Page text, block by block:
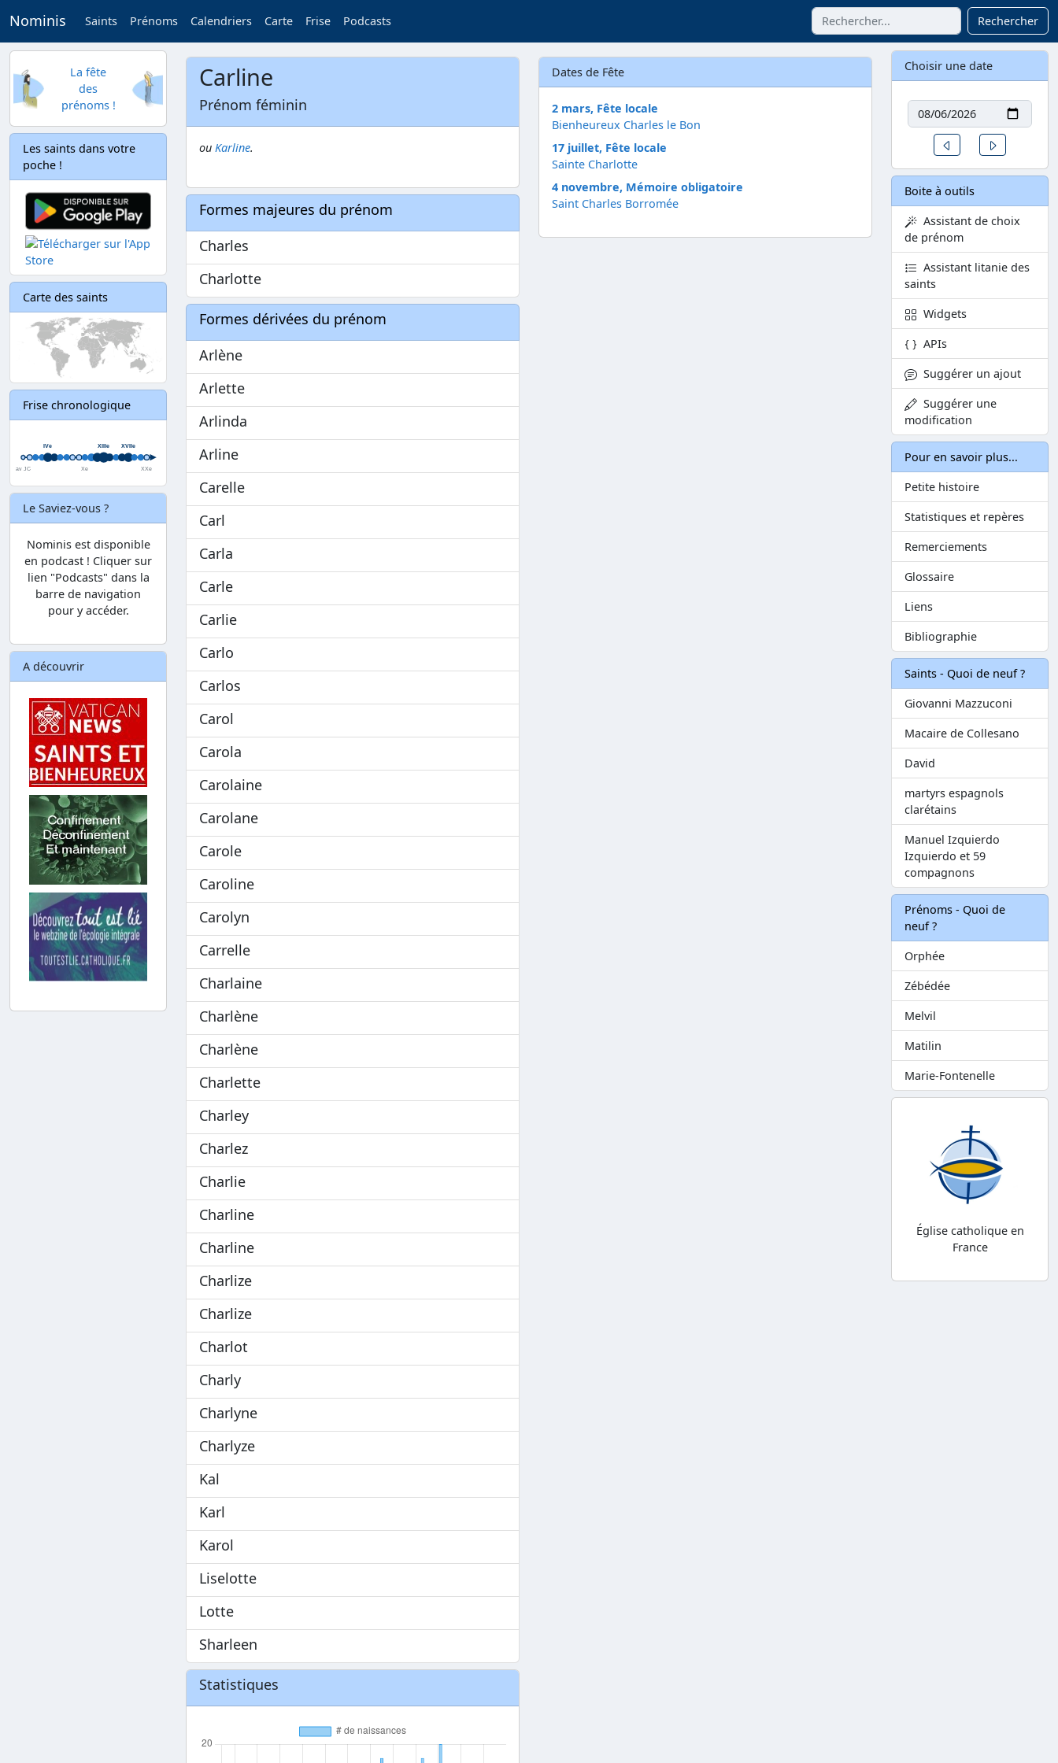
Nominis Saints Prénoms Calendriers Carte Frise Podcasts Rechercher
La fête
des
prénoms !
Les saints dans votre
poche !
Carte des saints
Frise chronologique
Le Saviez-vous ?
Nominis est disponible
en podcast ! Cliquer sur
lien "Podcasts" dans la
barre de navigation
pour y accéder.
A découvrir
Carline
Prénom féminin
ou Karline.
Formes majeures du prénom
Charles
Charlotte
Formes dérivées du prénom
Arlène
Arlette
Arlinda
Arline
Carelle
Carl
Carla
Carle
Carlie
Carlo
Carlos
Carol
Carola
Carolaine
Carolane
Carole
Caroline
Carolyn
Carrelle
Charlaine
Charlène
Charlène
Charlette
Charley
Charlez
Charlie
Charline
Charline
Charlize
Charlize
Charlot
Charly
Charlyne
Charlyze
Kal
Karl
Karol
Liselotte
Lotte
Sharleen
Statistiques
Dates de Fête
2 mars, Fête locale
Bienheureux Charles le Bon
17 juillet, Fête locale
Sainte Charlotte
4 novembre, Mémoire obligatoire
Saint Charles Borromée
Choisir une date
Date
Un jour avant
Boite à outils
Assistant de choix
de prénom
Assistant litanie des
saints
Widgets
APIs
Suggérer un ajout
Suggérer une
modification
Pour en savoir plus...
Petite histoire
Statistiques et repères
Remerciements
Glossaire
Liens
Bibliographie
Saints - Quoi de neuf ?
Giovanni Mazzuconi
Macaire de Collesano
David
martyrs espagnols
clarétains
Manuel Izquierdo
Izquierdo et 59
compagnons
Prénoms - Quoi de
neuf ?
Orphée
Zébédée
Melvil
Matilin
Marie-Fontenelle
Église catholique en
France